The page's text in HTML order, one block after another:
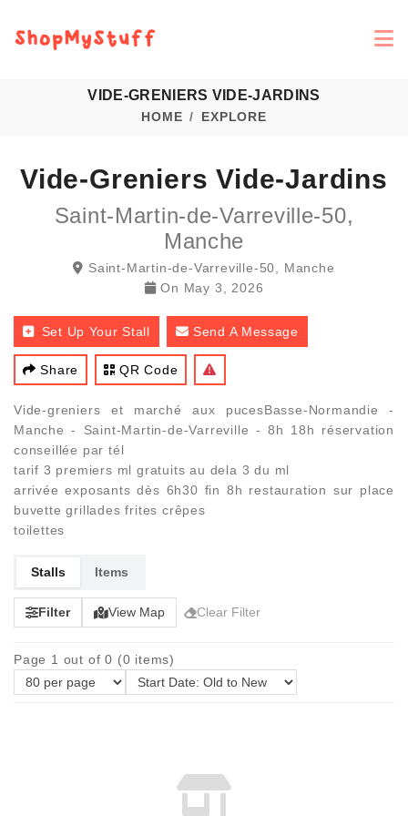
VIDE-GRENIERS VIDE-JARDINS
HOME EXPLORE
Vide-Greniers Vide-Jardins
Saint-Martin-de-Varreville-50,
Manche
Saint-Martin-de-Varreville-50, Manche
On May 3, 2026
Set Up Your Stall Send A Message
Share QR Code
Vide-greniers et marché aux pucesBasse-Normandie -
Manche - Saint-Martin-de-Varreville - 8h 18h réservation
conseillée par tél
tarif 3 premiers ml gratuits au dela 3 du ml
arrivée exposants dès 6h30 fin 8h restauration sur place
buvette grillades frites crêpes
toilettes
Stalls Items
Filter View Map Clear Filter
Page 1 out of 0 (0 items)